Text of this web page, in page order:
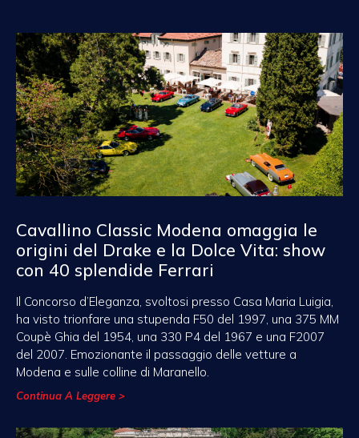
Cavallino Classic Modena omaggia le
origini del Drake e la Dolce Vita: show
con 40 splendide Ferrari
Il Concorso d’Eleganza, svoltosi presso Casa Maria Luigia,
ha visto trionfare una stupenda F50 del 1997, una 375 MM
Coupè Ghia del 1954, una 330 P4 del 1967 e una F2007
del 2007. Emozionante il passaggio delle vetture a
Modena e sulle colline di Maranello.
Continua A Leggere >